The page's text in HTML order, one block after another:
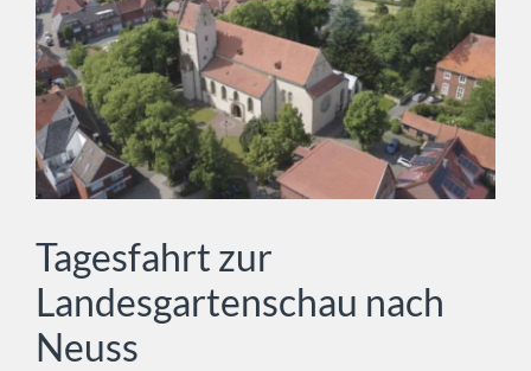
Tagesfahrt zur Landesgartenschau
nach Neuss
Allgemein
Tagesfahrt zur
Landesgartenschau nach
Neuss